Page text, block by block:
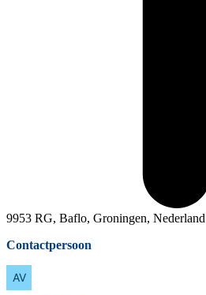
9953 RG, Baflo, Groningen, Nederland
Contactpersoon